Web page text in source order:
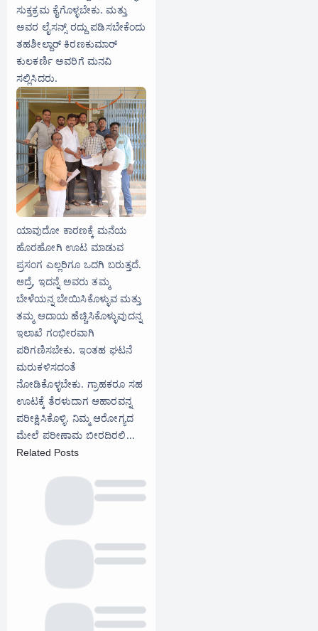
ಸುಕ್ತಕ್ರಮ ಕೈಗೊಳ್ಳಬೇಕು. ಮತ್ತು
ಅವರ ಲೈಸನ್ಸ್ ರದ್ದು ಪಡಿಸಬೇಕೆಂದು
ತಹಶೀಲ್ದಾರ್ ಕಿರಣಕುಮಾರ್
ಕುಲಕರ್ಣಿ ಅವರಿಗೆ ಮನವಿ
ಸಲ್ಲಿಸಿದರು.
ಯಾವುದೋ ಕಾರಣಕ್ಕೆ ಮನೆಯ
ಹೊರಹೋಗಿ ಊಟ ಮಾಡುವ
ಪ್ರಸಂಗ ಎಲ್ಲರಿಗೂ ಒದಗಿ ಬರುತ್ತದೆ.
ಆದ್ರೆ, ಇದನ್ನೆ ಅವರು ತಮ್ಮ
ಬೇಳೆಯನ್ನ ಬೇಯಿಸಿಕೊಳ್ಳುವ ಮತ್ತು
ತಮ್ಮ ಆದಾಯ ಹೆಚ್ಚಿಸಿಕೊಳ್ಳುವುದನ್ನ
ಇಲಾಖೆ ಗಂಭೀರವಾಗಿ
ಪರಿಗಣಿಸಬೇಕು. ಇಂತಹ ಘಟನೆ
ಮರುಕಳಿಸದಂತೆ
ನೋಡಿಕೊಳ್ಳಬೇಕು. ಗ್ರಾಹಕರೂ ಸಹ
ಊಟಕ್ಕೆ ತೆರಳುದಾಗ ಆಹಾರವನ್ನ
ಪರೀಕ್ಷಿಸಿಕೊಳ್ಳಿ. ನಿಮ್ಮ ಆರೋಗ್ಯದ
ಮೇಲೆ ಪರೀಣಾಮ ಬೀರದಿರಲಿ...
Related Posts